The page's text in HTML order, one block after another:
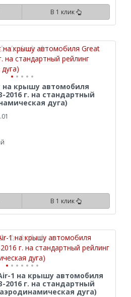
В 1 клик
на крышу автомобиля
2016 г. на стандартный
дуга)
В 1 клик
1 на крышу автомобиля
2016 г. на стандартный
дуга)